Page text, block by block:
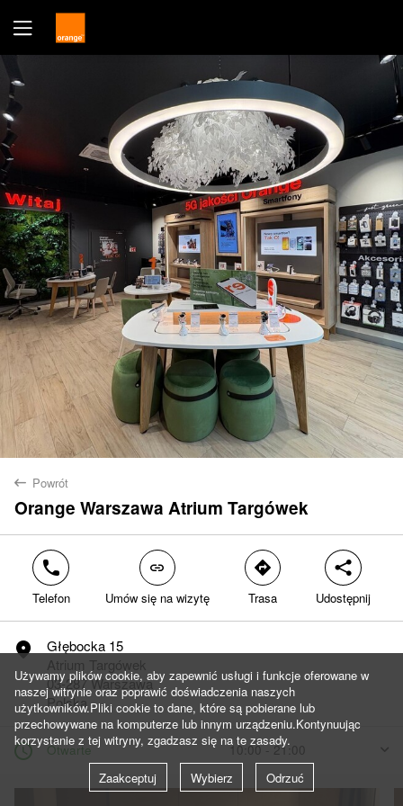
back Powrót
Orange Warszawa Atrium Targówek
Tak Nie
phone
Telefon
link
Umów się na wizytę
direction
Trasa
share
Udostępnij
marker
Głębocka 15
Atrium Targówek
03-287 Warszawa
Polska
clock Otwarte 10:00 - 21:00 arrow
10:00 - 21:00
Używamy plików cookie, aby zapewnić usługi i funkcje oferowane w
naszej witrynie oraz poprawić doświadczenia naszych
użytkowników.Pliki cookie to dane, które są pobierane lub
przechowywane na komputerze lub innym urządzeniu.Kontynuując
korzystanie z tej witryny, zgadzasz się na te zasady.
Zaakceptuj Wybierz Odrzuć